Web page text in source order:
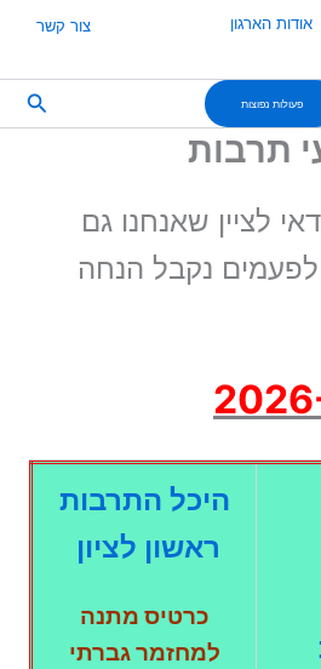
אודות הארגון צור קשר
פעולות נפוצות
תרבות
לציין שאנחנו גם
לפעמים נקבל הנחה
היכל התרבות
ראשון לציון
כרטיס מתנה
למחזמר גברתי